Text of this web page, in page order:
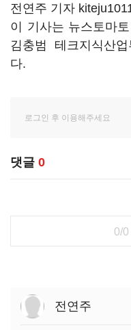
전연주 기자
이 기사는 뉴스토마
김충범 테크지식산
다.
댓글 0
0/0
전연주